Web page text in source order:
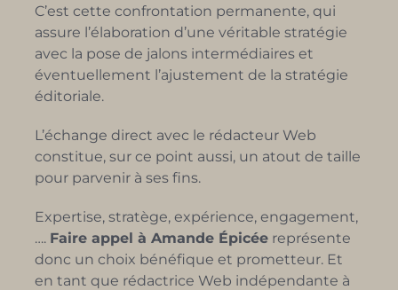
C’est cette confrontation permanente, qui
assure l’élaboration d’une véritable stratégie
avec la pose de jalons intermédiaires et
éventuellement l’ajustement de la stratégie
éditoriale.
L’échange direct avec le rédacteur Web
constitue, sur ce point aussi, un atout de taille
pour parvenir à ses fins.
Expertise, stratège, expérience, engagement,
…. Faire appel à Amande Épicéereprésente
donc un choix bénéfique et prometteur. Et
en tant que rédactrice Web indépendante à